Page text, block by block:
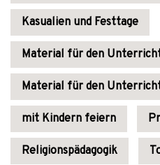
Kasualien und Festtage
Material für den
Material für den
mit Kindern feiern
Religionspädagogik